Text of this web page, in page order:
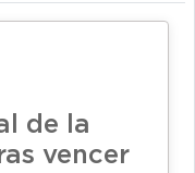
de la
vencer